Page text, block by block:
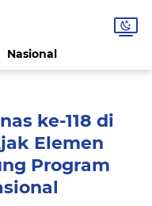
Nasional
ke-118 di
Elemen
Program